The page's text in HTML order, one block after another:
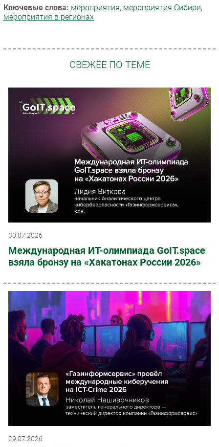
Финансы
Гаджеты
Здоровье
Мероприятия
Проекты
IT класс
Ключевые слова: мероприятия, мероприятия Сибири,
мероприятия в регионах
СВЕЖЕЕ ПО ТЕМЕ
30.07.2026
Международная ИТ-олимпиада GoIT.space
взяла бронзу на «Хакатонах России 2026»
29.07.2026